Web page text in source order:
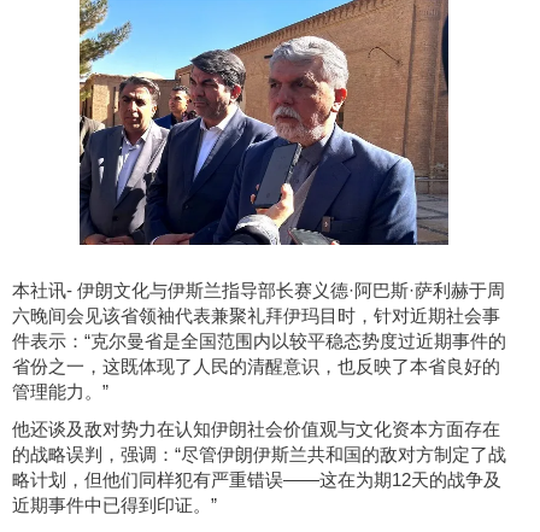
本社讯- 伊朗文化与伊斯兰指导部长赛义德·阿巴斯·萨利赫于周
六晚间会见该省领袖代表兼聚礼拜伊玛目时，针对近期社会事
件表示：“克尔曼省是全国范围内以较平稳态势度过近期事件的
省份之一，这既体现了人民的清醒意识，也反映了本省良好的
管理能力。”
他还谈及敌对势力在认知伊朗社会价值观与文化资本方面存在
的战略误判，强调：“尽管伊朗伊斯兰共和国的敌对方制定了战
略计划，但他们同样犯有严重错误——这在为期12天的战争及
近期事件中已得到印证。”